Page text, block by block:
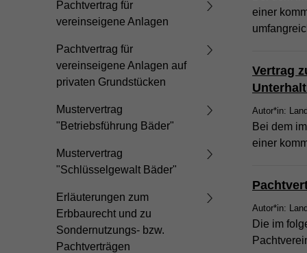
Pachtvertrag für
vereinseigene Anlagen
Pachtvertrag für
vereinseigene Anlagen auf
privaten Grundstücken
Mustervertrag
"Betriebsführung Bäder"
Mustervertrag
"Schlüsselgewalt Bäder"
Erläuterungen zum
Erbbaurecht und zu
Sondernutzungs- bzw.
Pachtverträgen
einer
Vertrag
Autor*in:
Bei dem
einer
Autor*in:
Die im